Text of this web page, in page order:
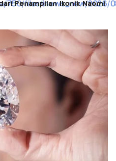
Penampilan Ikonik Naomi